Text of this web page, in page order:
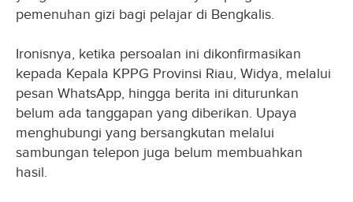
pemenuhan gizi bagi pelajar di Bengkalis.
Ironisnya, ketika persoalan ini dikonfirmasikan
kepada Kepala KPPG Provinsi Riau, Widya, melalui
pesan WhatsApp, hingga berita ini diturunkan
belum ada tanggapan yang diberikan. Upaya
menghubungi yang bersangkutan melalui
sambungan telepon juga belum membuahkan
hasil.